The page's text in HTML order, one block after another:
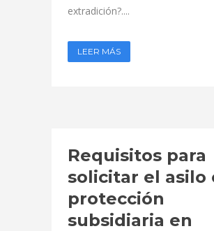
extradición?....
LEER MÁS
Requisitos para
solicitar el asilo
protección
subsidiaria en